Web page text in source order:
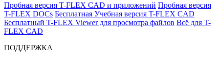
Пробная версия T-FLEX CAD и приложений Пробная версия
T-FLEX DOCs Бесплатная Учебная версия T-FLEX CAD
Бесплатный T-FLEX Viewer для просмотра файлов Всё для T-
FLEX CAD
ПОДДЕРЖКА